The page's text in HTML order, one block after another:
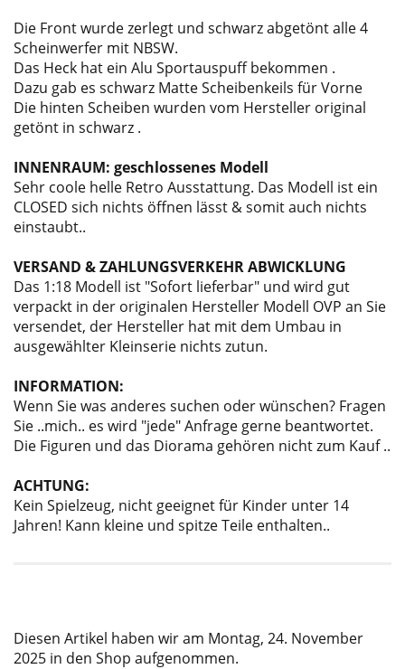
Die Front wurde zerlegt und schwarz abgetönt alle 4
Scheinwerfer mit NBSW.
Das Heck hat ein Alu Sportauspuff bekommen .
Dazu gab es schwarz Matte Scheibenkeils für Vorne
Die hinten Scheiben wurden vom Hersteller original
getönt in schwarz .
INNENRAUM: geschlossenes Modell
Sehr coole helle Retro Ausstattung. Das Modell ist ein
CLOSED sich nichts öffnen lässt & somit auch nichts
einstaubt..
VERSAND & ZAHLUNGSVERKEHR ABWICKLUNG
Das 1:18 Modell ist "Sofort lieferbar" und wird gut
verpackt in der originalen Hersteller Modell OVP an Sie
versendet, der Hersteller hat mit dem Umbau in
ausgewählter Kleinserie nichts zutun.
INFORMATION:
Wenn Sie was anderes suchen oder wünschen? Fragen
Sie ..mich.. es wird "jede" Anfrage gerne beantwortet.
Die Figuren und das Diorama gehören nicht zum Kauf ..
ACHTUNG:
Kein Spielzeug, nicht geeignet für Kinder unter 14
Jahren! Kann kleine und spitze Teile enthalten..
Diesen Artikel haben wir am Montag, 24. November
2025 in den Shop aufgenommen.